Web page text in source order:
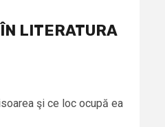
LITERATURA
şi ce loc ocupă ea